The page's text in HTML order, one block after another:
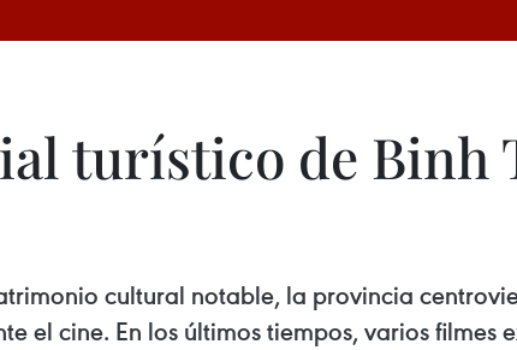
turístico de Binh
cultural notable, la provincia
el cine. En los últimos tiempos, varios filmes